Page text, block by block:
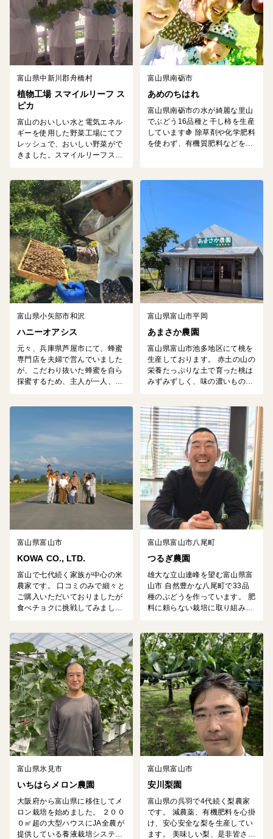
私の代では、酪農舎横の放牧地
を開墾したり、濃厚なミルクで
有名なジャージー牛を育成し...
富山県中新川郡舟橋村
植物工場 スマイルリーフ ス
ピカ
富山のおいしい水と電気エネル
ギーを使用した野菜工場にてフ
レッシュで、おいしい野菜がで
きました。スマイルリーフスピ
積や遠隔監視および制御を行
い、LED照射時間、室温、湿
度、CO2濃度、養液濃度、PH
などをさまざまな野菜に対して
最適な環境を作り出すことで、
高品質で安定的な生産を実現し
ています。
富山県南砺市
あめのちはれ
富山県南砺市の水が綺麗な里山
でぶどう16品種と干し柿を生産
しています🍇 除草剤や化学肥料
を使わず、有機質肥料などを用
しいぶどうと干し柿を作りたく
富山県小矢部市和沢
ハニーオアシス
元々、兵庫県芦屋市にて、蜂蜜
専門店を夫婦で営んでいました
が、こだわり抜いた蜂蜜を自ら
採蜜するため、主人が一人、15
富山県富山市平岡
あまさか農園
富山県富山市池多地区にて桃を
生産しております。 赤土の山の
栄養たっぷりな土で育った桃は
みずみずしく、味の濃いものと
順❀ 赤宝（せきほう）・暁星
（ぎょうせい）・夢富士・いけ
だ・あかつき・なつおとめ 桃以
外にもすいか、梨、池多りん
ご、さつまいもをはじめとする
野菜の栽培も行っております。
りんご 取扱品種 販売順：千
秋（せんしゅう）、...
富山県富山市
KOWA CO., LTD.
富山で七代続く家族が中心の米
農家です。 口コミのみで細々と
ご購入いただいておりましたが
食べチョクに挑戦してみまし
いに育てています。 収穫後は自
社の冷蔵設備で低温保管し、新
米同等の鮮度と香りを守りま
す。 食味Aランクの評価をいた
だき、県外の飲食店さまにもお
届けしています。 ご家庭でもお
店の味わいを、どうぞ気軽にお
楽しみください。
富山県富山市八尾町
つるぎ農園
雄大な立山連峰を望む富山県富
山市 自然豊かな八尾町で33品
種のぶどうを作っています。 肥
料に頼らない栽培に取り組み、
出しています。
富山県氷見市
いちはらメロン農園
大阪府から富山県に移住してメ
ロン栽培を始めました。 ２００
０㎡超の大型ハウスにJA全農が
提供している養液栽培システム
富山県富山市
安川梨園
富山県の呉羽で4代続く梨農家
です。 減農薬、有機肥料を心掛
け、安心安全な梨を生産してい
ます。 美味しい梨、是非皆さん